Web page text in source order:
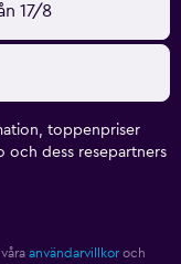
17/8
toppenpriser
och dess resepartners
användarvillkor och